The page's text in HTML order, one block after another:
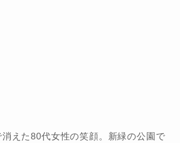
えた80代女性の笑顔。新緑の公園で